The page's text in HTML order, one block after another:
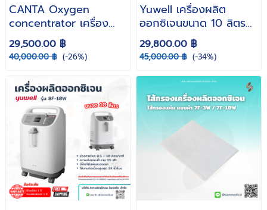
CANTA Oxygen
concentrator เครื่อง
ผลิตออกซิเจน 10 ลิตร
รุ่น HG5-WN-NS ( รับ
ประกัน 1 ปี )
29,500.00 ฿
40,000.00 ฿ (-26%)
Yuwell เครื่องผลิต
ออกซิเจนขนาด 10 ลิตร
รุ่น 7F-10W ( รับประกัน
ศูนย์ไทย ) Oxygen
concentrator
29,800.00 ฿
45,000.00 ฿ (-34%)